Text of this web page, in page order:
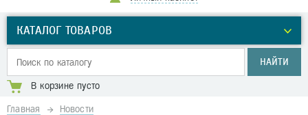
КАТАЛОГ ТОВАРОВ
НАЙТИ
В корзине пусто
Главная
Новости